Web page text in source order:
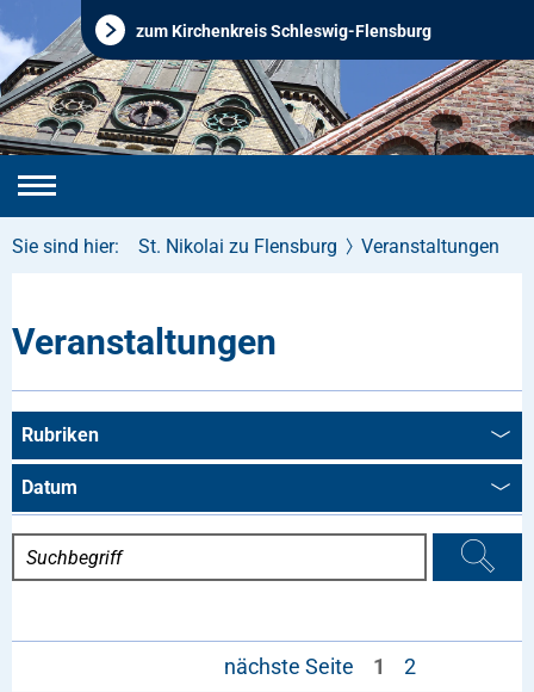
zum Kirchenkreis Schleswig-Flensburg
Sie sind hier: St. Nikolai zu Flensburg Veranstaltungen
Veranstaltungen
Rubriken
Datum
1 2
nächste Seite